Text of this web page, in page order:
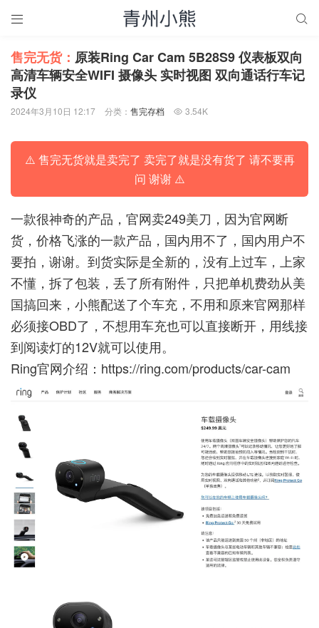
 
售完无货： 原装Ring Car Cam 5B28S9 仪表板双向
高清车辆安全WIFI 摄像头 实时视图 双向通话行车记
录仪
2024年3月10日 12:17 分类： 售完存档  3.54K
⚠️ 售完无货就是卖完了 卖完了就是没有货了 请不要再
问 谢谢 ⚠️
一款很神奇的产品，官网卖249美刀，因为官网断
货，价格飞涨的一款产品，国内用不了，国内用户不
要拍，谢谢。到货实际是全新的，没有上过车，上家
不懂，拆了包装，丢了所有附件，只把单机费劲从美
国搞回来，小熊配送了个车充，不用和原来官网那样
必须接OBD了，不想用车充也可以直接断开，用线接
到阅读灯的12V就可以使用。
Ring官网介绍： https://ring.com/products/car-cam